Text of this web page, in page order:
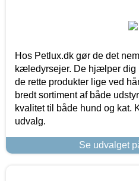
Hos Petlux.dk gør de det
kæledyrsejer. De hjælper dig
de rette produkter lige ved
bredt sortiment af både
kvalitet til både hund og kat.
udvalg.
Se udvalget